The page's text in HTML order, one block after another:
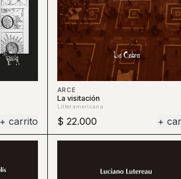
+ carrito
ARCE
La visitación
Litteramericana
$ 22.000 +